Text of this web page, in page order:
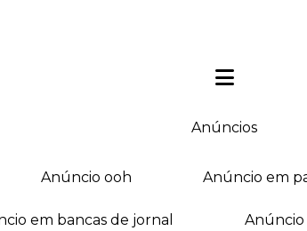
anúncios
anúncio ooh anúncio em
em bancas de jornal